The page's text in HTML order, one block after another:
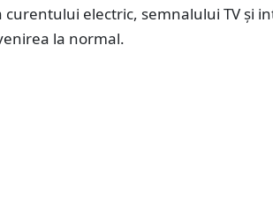
electric, semnalului TV și
la normal.